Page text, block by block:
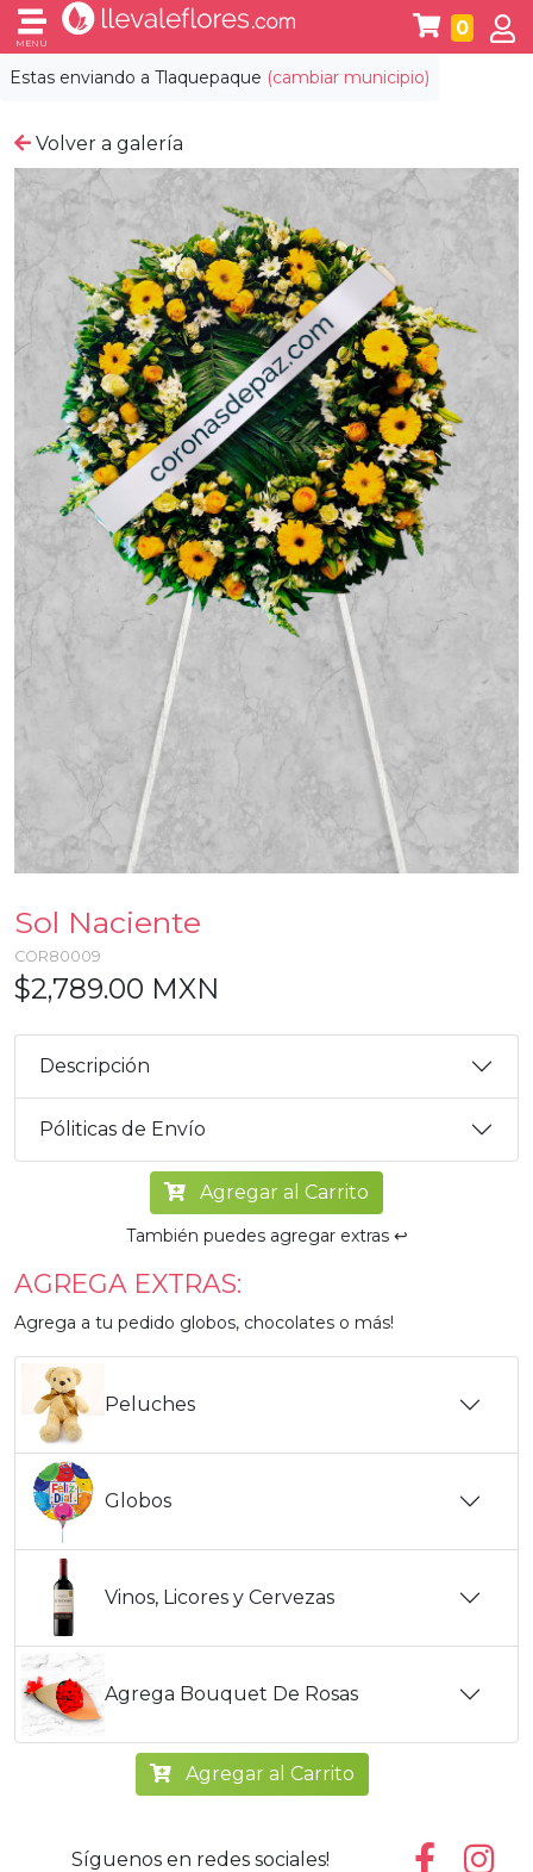
Estas enviando a Tlaquepaque (cambiar municipio)
MENÚ
0
Volver a galería
Sol Naciente
COR80009
$2,789.00 MXN
Descripción
Póliticas de Envío
Agregar al Carrito
También puedes agregar extras ↩️
AGREGA EXTRAS:
Agrega a tu pedido globos, chocolates o más!
Peluches
Globos
Vinos, Licores y Cervezas
Agrega Bouquet De Rosas
Agregar al Carrito
Síguenos en redes sociales!